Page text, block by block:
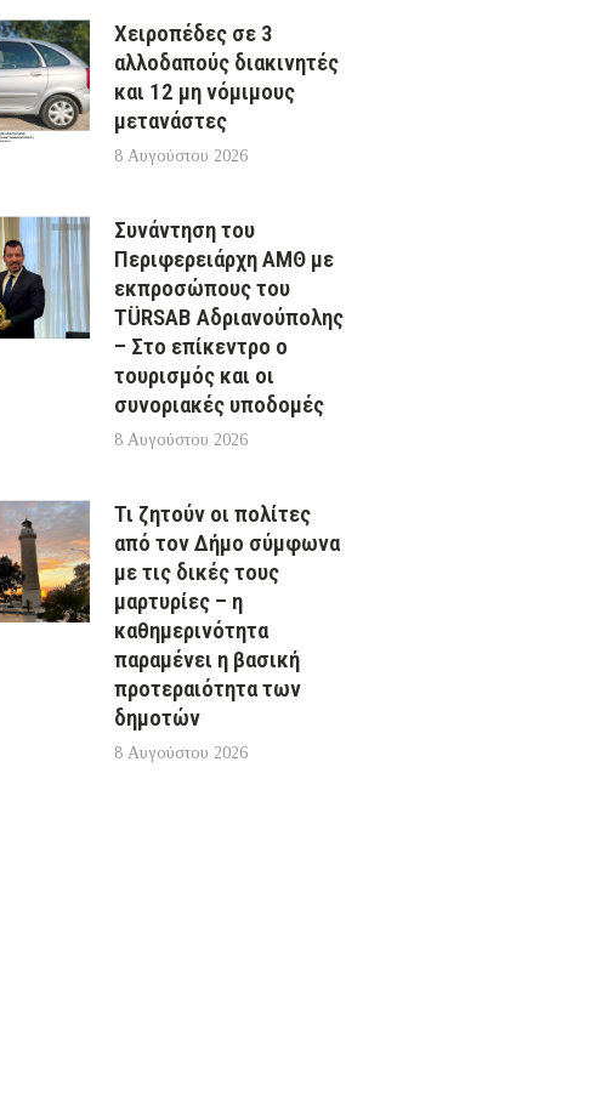
Χειροπέδες σε 3
αλλοδαπούς διακινητές
και 12 μη νόμιμους
μετανάστες
8 Αυγούστου 2026
Συνάντηση του
Περιφερειάρχη ΑΜΘ με
εκπροσώπους του
TÜRSAB Αδριανούπολης
– Στο επίκεντρο ο
τουρισμός και οι
συνοριακές υποδομές
8 Αυγούστου 2026
Τι ζητούν οι πολίτες
από τον Δήμο σύμφωνα
με τις δικές τους
μαρτυρίες – η
καθημερινότητα
παραμένει η βασική
προτεραιότητα των
δημοτών
8 Αυγούστου 2026